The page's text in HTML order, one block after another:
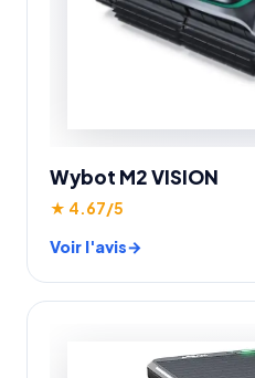
Wybot M2 VISION
★ 4.67/5
Voir l'avis